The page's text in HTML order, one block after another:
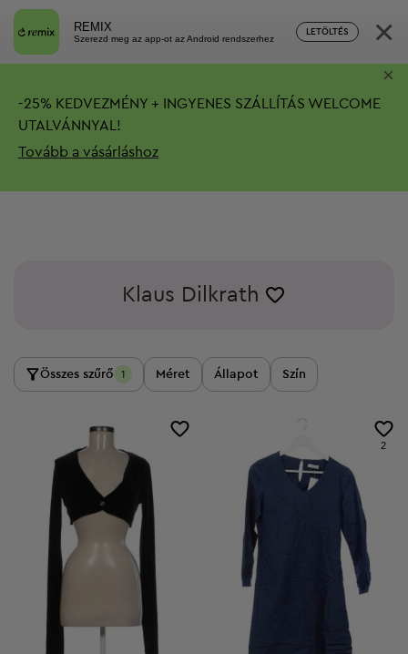
REMIX
Szerezd meg az app-ot az Android rendszerhez
LETÖLTÉS ×
-25% KEDVEZMÉNY + INGYENES SZÁLLÍTÁS WELCOME
UTALVÁNNYAL!
Tovább a vásárláshoz
×
Klaus Dilkrath
Összes szűrő 1 Méret Állapot Szín
2